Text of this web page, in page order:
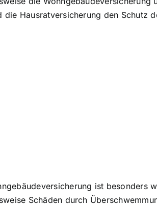
die Hausratversicherung den Schutz
ist besonders
Schäden durch